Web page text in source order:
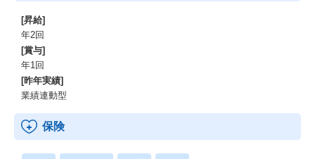
[昇給]
年2回
[賞与]
年1回
[昨年実績]
業績連動型
保険